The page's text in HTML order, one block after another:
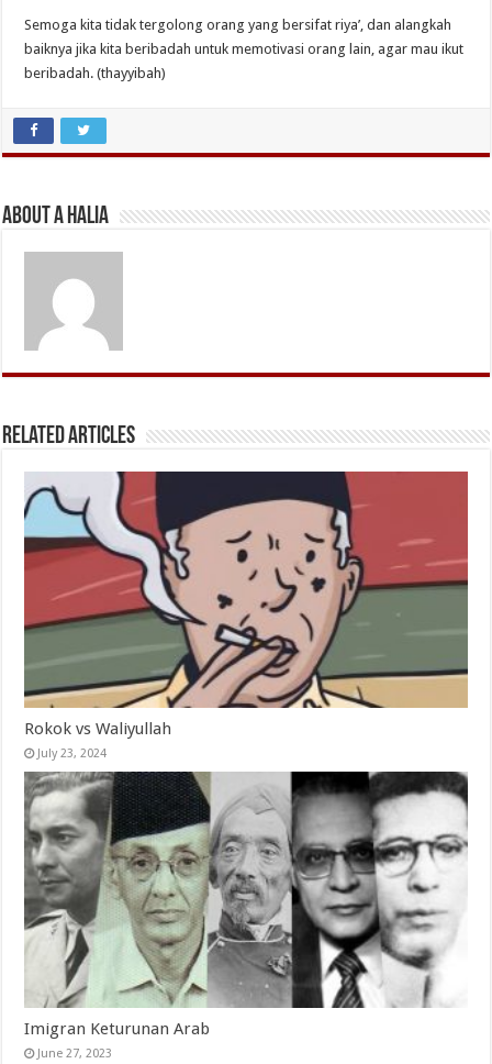
Semoga kita tidak tergolong orang yang bersifat riya’, dan alangkah
baiknya jika kita beribadah untuk memotivasi orang lain, agar mau ikut
beribadah. (thayyibah)
About A Halia
Related Articles
Rokok vs Waliyullah
July 23, 2024
Imigran Keturunan Arab
June 27, 2023